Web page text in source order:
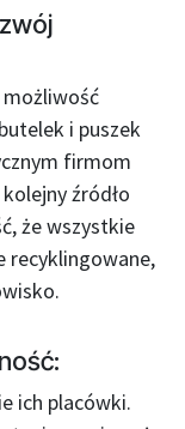
możliwość
i puszek
firmom
źródło
że wszystkie
recyklingowane,
ich placówki.